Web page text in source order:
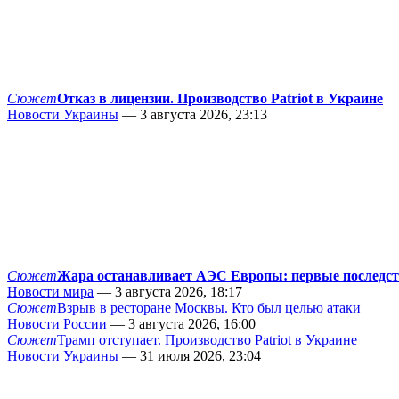
СюжетОтказ в лицензии. Производство Patriot в Украине
Новости Украины — 3 августа 2026, 23:13
СюжетЖара останавливает АЭС Европы: первые
Новости мира — 3 августа 2026, 18:17
СюжетВзрыв в ресторане Москвы. Кто был целью атаки
Новости России — 3 августа 2026, 16:00
СюжетТрамп отступает. Производство Patriot в Украине
Новости Украины — 31 июля 2026, 23:04